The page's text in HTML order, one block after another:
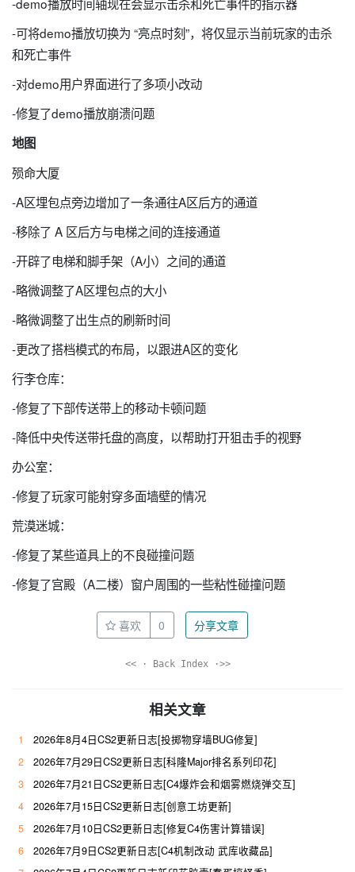
-demo播放时间轴现在会显示击杀和死亡事件的指示器
-可将demo播放切换为 “亮点时刻”，将仅显示当前玩家的击杀
和死亡事件
-对demo用户界面进行了多项小改动
-修复了demo播放崩溃问题
地图
殒命大厦
-A区埋包点旁边增加了一条通往A区后方的通道
-移除了 A 区后方与电梯之间的连接通道
-开辟了电梯和脚手架（A小）之间的通道
-略微调整了A区埋包点的大小
-略微调整了出生点的刷新时间
-更改了搭档模式的布局，以跟进A区的变化
行李仓库：
-修复了下部传送带上的移动卡顿问题
-降低中央传送带托盘的高度，以帮助打开狙击手的视野
办公室：
-修复了玩家可能射穿多面墙壁的情况
荒漠迷城：
-修复了某些道具上的不良碰撞问题
-修复了宫殿（A二楼）窗户周围的一些粘性碰撞问题
喜欢 0 分享文章
<< · Back Index ·>>
相关文章
1
2026年8月4日CS2更新日志[投掷物穿墙BUG修复]
2
2026年7月29日CS2更新日志[科隆Major排名系列印花]
3
2026年7月21日CS2更新日志[C4爆炸会和烟雾燃烧弹交互]
4
2026年7月15日CS2更新日志[创意工坊更新]
5
2026年7月10日CS2更新日志[修复C4伤害计算错误]
6
2026年7月9日CS2更新日志[C4机制改动 武库收藏品]